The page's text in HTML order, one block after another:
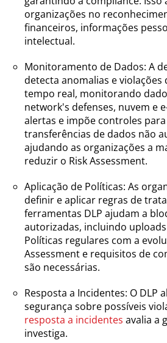
organizações no
financeiros, informações
intelectual.
Monitoramento de Dados: A
detecta anomalias e violações
tempo real, monitorando
network's defenses, nuvem e
alertas e impõe controles
transferências de dados não
ajudando as organizações a
reduzir o Risk Assessment.
Aplicação de Políticas: As
definir e aplicar regras de
ferramentas DLP ajudam a
autorizadas, incluindo
Políticas regulares com a
Assessment e requisitos de
são necessárias.
Resposta a Incidentes: O DLP
segurança sobre possíveis
resposta a incidentes avalia a
investiga.